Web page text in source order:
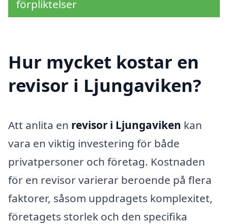
förpliktelser
Hur mycket kostar en
revisor i Ljungaviken?
Att anlita en revisor i Ljungaviken kan
vara en viktig investering för både
privatpersoner och företag. Kostnaden
för en revisor varierar beroende på flera
faktorer, såsom uppdragets komplexitet,
företagets storlek och den specifika